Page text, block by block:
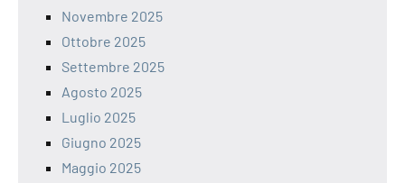
Novembre 2025
Ottobre 2025
Settembre 2025
Agosto 2025
Luglio 2025
Giugno 2025
Maggio 2025